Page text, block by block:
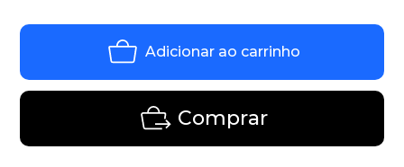
Adicionar ao carrinho
Comprar